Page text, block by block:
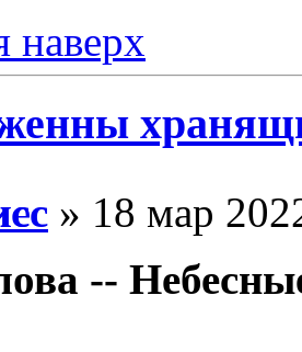
наверх
» 18 мар
--